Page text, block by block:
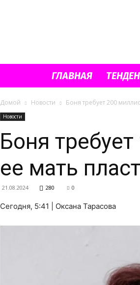
ГЛАВНАЯ
Домой Новости Боня требует 200
Новости
Боня
ее мать
21.08.2024 280 0
Сегодня, 5:41 | Оксана Тарасова